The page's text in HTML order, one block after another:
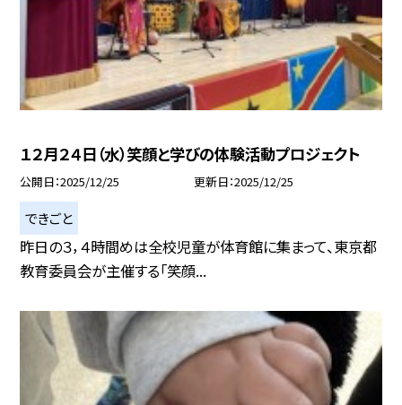
１２月２４日（水）笑顔と学びの体験活動プロジェクト
公開日 2025/12/25 更新日 2025/12/25
できごと
昨日の３，４時間めは全校児童が体育館に集まって、東京都
教育委員会が主催する「笑顔...